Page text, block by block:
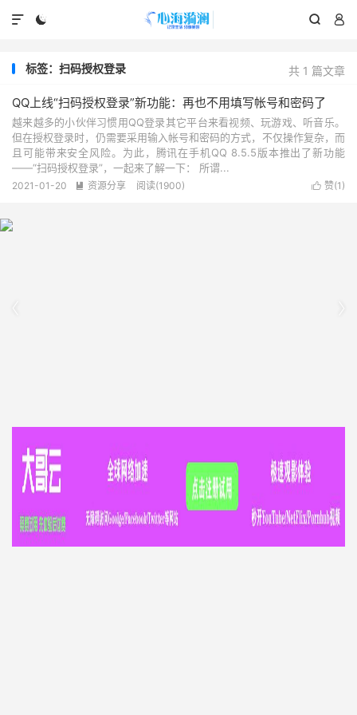
  

共 1 篇文章
标签：扫码授权登录
QQ上线“扫码授权登录”新功能：再也不用填写帐号和密码了
越来越多的小伙伴习惯用QQ登录其它平台来看视频、玩游戏、听音乐。
但在授权登录时，仍需要采用输入帐号和密码的方式，不仅操作复杂，而
且可能带来安全风险。为此，腾讯在手机QQ 8.5.5版本推出了新功能
——“扫码授权登录”，一起来了解一下： 所谓...
 赞(1 )
2021-01-20  资源分享 阅读(1900)